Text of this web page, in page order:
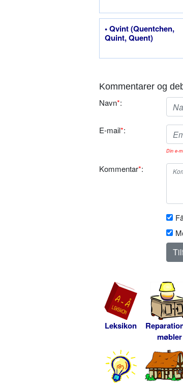
• Qvint (Quentchen,
Quint, Quent)
Kommentarer og
Navn*:
E-mail*:
Din e-
Kommentar*:
Leksikon
møbler